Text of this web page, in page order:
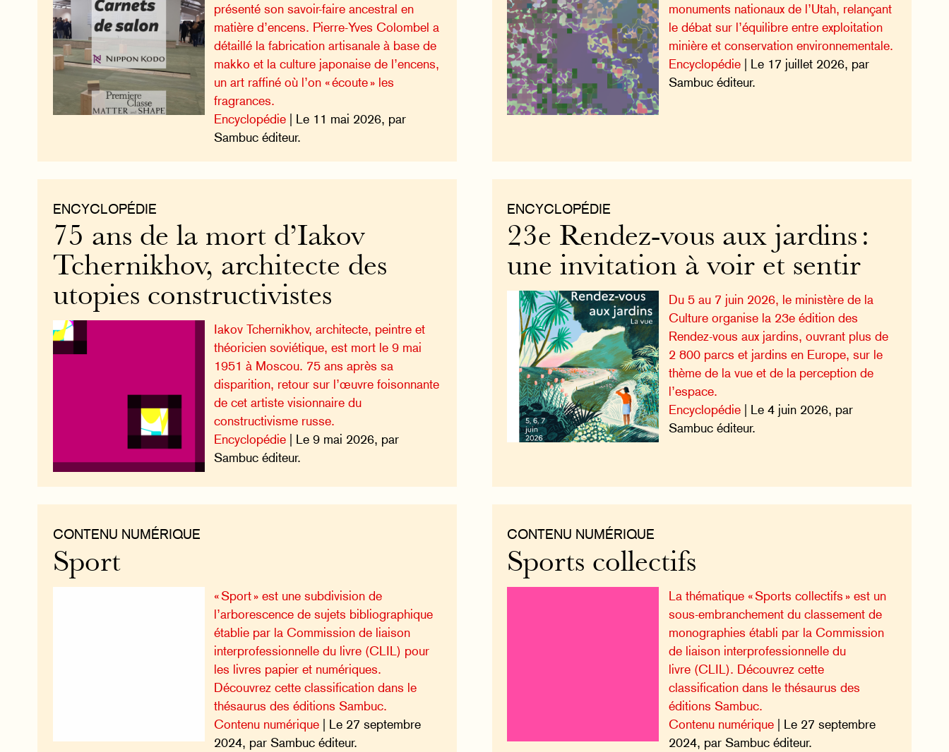
monuments nationaux de l’Utah, relançant
le débat sur l’équilibre entre exploitation
minière et conservation environnementale.
Encyclopédie| Le 17 juillet 2026, par
Sambuc éditeur.
présenté son savoir-faire ancestral en
matière d’encens. Pierre-Yves Colombel a
détaillé la fabrication artisanale à base de
makko et la culture japonaise de l’encens,
un art raffiné où l’on « écoute » les
fragrances.
Encyclopédie | Le 11 mai 2026, par
Sambuc éditeur.
ENCYCLOPÉDIE
23e Rendez-vous aux jardins :
une invitation à voir et sentir
Du 5 au 7 juin 2026, le ministère de la
Culture organise la 23e édition des
Rendez-vous aux jardins, ouvrant plus de
2 800 parcs et jardins en Europe, sur le
thème de la vue et de la perception de
l’espace.
Encyclopédie| Le 4 juin 2026, par
Sambuc éditeur.
ENCYCLOPÉDIE
75 ans de la mort d’Iakov
Tchernikhov, architecte des
utopies constructivistes
Iakov Tchernikhov, architecte, peintre et
théoricien soviétique, est mort le 9 mai
1951 à Moscou. 75 ans après sa
disparition, retour sur l’œuvre foisonnante
de cet artiste visionnaire du
constructivisme russe.
Encyclopédie | Le 9 mai 2026, par
Sambuc éditeur.
CONTENU NUMÉRIQUE
Sports collectifs
La thématique « Sports collectifs » est un
sous-embranchement du classement de
monographies établi par la Commission
de liaison interprofessionnelle du
livre (CLIL). Découvrez cette
classification dans le thésaurus des
éditions Sambuc.
Contenu numérique| Le 27 septembre
2024, par Sambuc éditeur.
CONTENU NUMÉRIQUE
Sport
« Sport » est une subdivision de
l’arborescence de sujets bibliographique
établie par la Commission de liaison
interprofessionnelle du livre (CLIL) pour
les livres papier et numériques.
Découvrez cette classification dans le
thésaurus des éditions Sambuc.
Contenu numérique | Le 27 septembre
2024, par Sambuc éditeur.